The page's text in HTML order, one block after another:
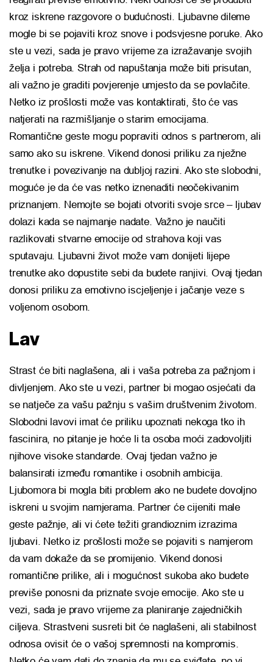
kroz iskrene razgovore o budućnosti. Ljubavne dileme
mogle bi se pojaviti kroz snove i podsvjesne poruke. Ako
ste u vezi, sada je pravo vrijeme za izražavanje svojih
želja i potreba. Strah od napuštanja može biti prisutan,
ali važno je graditi povjerenje umjesto da se povlačite.
Netko iz prošlosti može vas kontaktirati, što će vas
natjerati na razmišljanje o starim emocijama.
Romantične geste mogu popraviti odnos s partnerom, ali
samo ako su iskrene. Vikend donosi priliku za nježne
trenutke i povezivanje na dubljoj razini. Ako ste slobodni,
moguće je da će vas netko iznenaditi neočekivanim
priznanjem. Nemojte se bojati otvoriti svoje srce – ljubav
dolazi kada se najmanje nadate. Važno je naučiti
razlikovati stvarne emocije od strahova koji vas
sputavaju. Ljubavni život može vam donijeti lijepe
trenutke ako dopustite sebi da budete ranjivi. Ovaj tjedan
donosi priliku za emotivno iscjeljenje i jačanje veze s
voljenom osobom.
Lav
Strast će biti naglašena, ali i vaša potreba za pažnjom i
divljenjem. Ako ste u vezi, partner bi mogao osjećati da
se natječe za vašu pažnju s vašim društvenim životom.
Slobodni lavovi imat će priliku upoznati nekoga tko ih
fascinira, no pitanje je hoće li ta osoba moći zadovoljiti
njihove visoke standarde. Ovaj tjedan važno je
balansirati između romantike i osobnih ambicija.
Ljubomora bi mogla biti problem ako ne budete dovoljno
iskreni u svojim namjerama. Partner će cijeniti male
geste pažnje, ali vi ćete težiti grandioznim izrazima
ljubavi. Netko iz prošlosti može se pojaviti s namjerom
da vam dokaže da se promijenio. Vikend donosi
romantične prilike, ali i mogućnost sukoba ako budete
previše ponosni da priznate svoje emocije. Ako ste u
vezi, sada je pravo vrijeme za planiranje zajedničkih
ciljeva. Strastveni susreti bit će naglašeni, ali stabilnost
odnosa ovisit će o vašoj spremnosti na kompromis.